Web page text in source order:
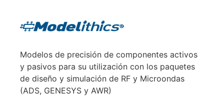
Modelos de precisión de componentes activos
y pasivos para su utilización con los paquetes
de diseño y simulación de RF y Microondas
(ADS, GENESYS y AWR)